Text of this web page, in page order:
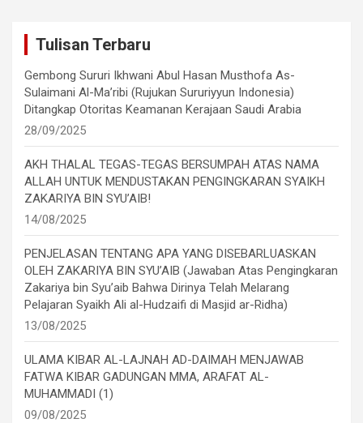
Tulisan Terbaru
Gembong Sururi Ikhwani Abul Hasan Musthofa As-
Sulaimani Al-Ma’ribi (Rujukan Sururiyyun Indonesia)
Ditangkap Otoritas Keamanan Kerajaan Saudi Arabia
28/09/2025
AKH THALAL TEGAS-TEGAS BERSUMPAH ATAS NAMA
ALLAH UNTUK MENDUSTAKAN PENGINGKARAN SYAIKH
ZAKARIYA BIN SYU’AIB!
14/08/2025
PENJELASAN TENTANG APA YANG DISEBARLUASKAN
OLEH ZAKARIYA BIN SYU’AIB (Jawaban Atas Pengingkaran
Zakariya bin Syu’aib Bahwa Dirinya Telah Melarang
Pelajaran Syaikh Ali al-Hudzaifi di Masjid ar-Ridha)
13/08/2025
ULAMA KIBAR AL-LAJNAH AD-DAIMAH MENJAWAB
FATWA KIBAR GADUNGAN MMA, ARAFAT AL-
MUHAMMADI (1)
09/08/2025